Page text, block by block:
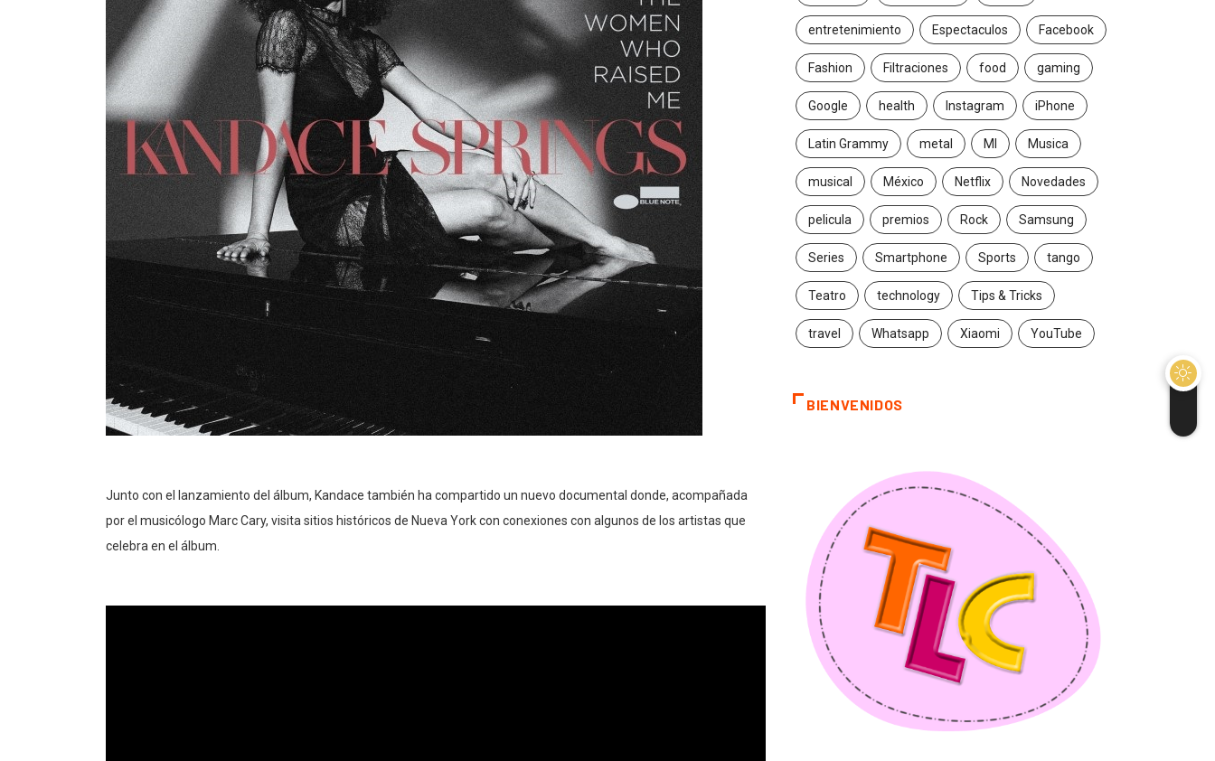
Junto con el lanzamiento del álbum, Kandace también ha compartido un nuevo documental donde, acompañada
por el musicólogo Marc Cary, visita sitios históricos de Nueva York con conexiones con algunos de los artistas que
celebra en el álbum.
entretenimiento Espectaculos Facebook
Fashion Filtraciones food gaming
Google health Instagram iPhone
Latin Grammy metal MI Musica
musical México Netflix Novedades
pelicula premios Rock Samsung
Series Smartphone Sports tango
Teatro technology Tips & Tricks
travel Whatsapp Xiaomi YouTube
BIENVENIDOS